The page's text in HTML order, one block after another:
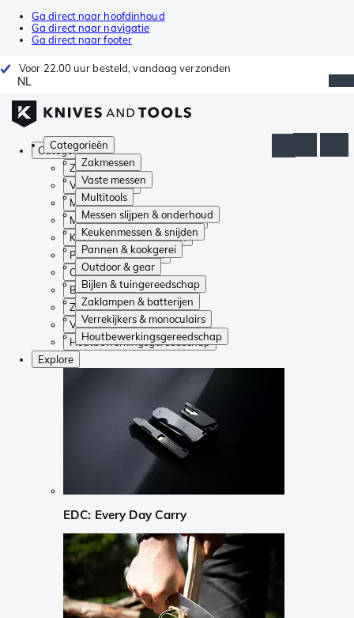
Ga direct naar hoofdinhoud
Ga direct naar navigatie
Ga direct naar footer
Voor 22.00 uur besteld, vandaag verzonden
NL
Categorieën
Zakmessen
Vaste messen
Multitools
Messen slijpen & onderhoud
Keukenmessen & snijden
Pannen & kookgerei
Outdoor & gear
Bijlen & tuingereedschap
Zaklampen & batterijen
Verrekijkers & monoculairs
Houtbewerkingsgereedschap
Categorieën
Zakmessen
Vaste messen
Multitools
Messen slijpen & onderhoud
Keukenmessen & snijden
Pannen & kookgerei
Outdoor & gear
Bijlen & tuingereedschap
Zaklampen & batterijen
Verrekijkers & monoculairs
Houtbewerkingsgereedschap
Explore
EDC: Every Day Carry